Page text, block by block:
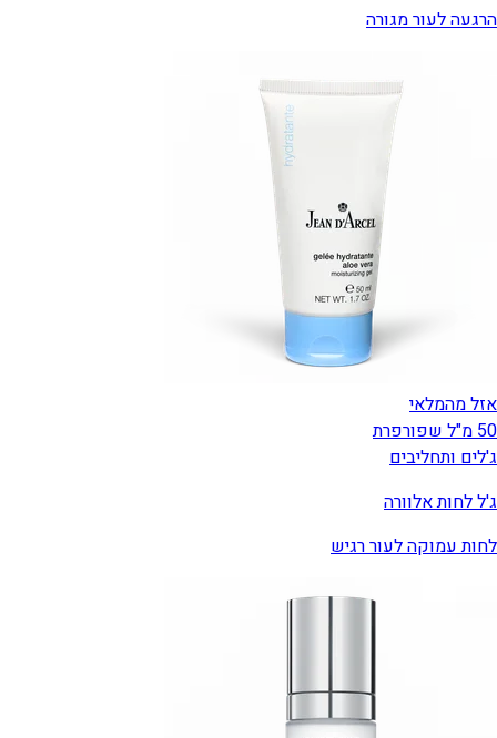
הרגעה לעור מגורה
אזל מהמלאי
50 מ"ל שפורפרת
ג'לים ותחליבים
ג'ל לחות אלוורה
לחות עמוקה לעור רגיש